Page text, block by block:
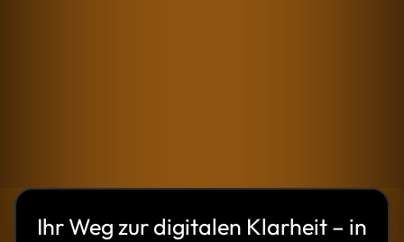
Ihr Weg zur digitalen Klarheit – in